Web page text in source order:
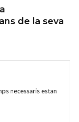
de la seva
necessaris estan